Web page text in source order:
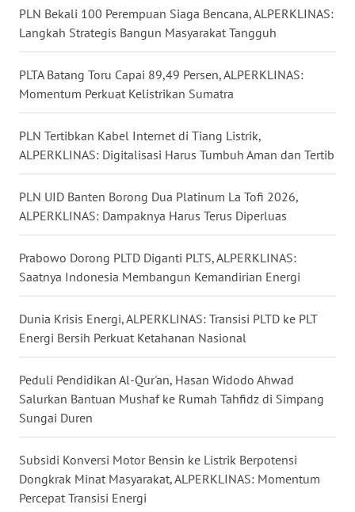
PLN Bekali 100 Perempuan Siaga Bencana, ALPERKLINAS:
Langkah Strategis Bangun Masyarakat Tangguh
PLTA Batang Toru Capai 89,49 Persen, ALPERKLINAS:
Momentum Perkuat Kelistrikan Sumatra
PLN Tertibkan Kabel Internet di Tiang Listrik,
ALPERKLINAS: Digitalisasi Harus Tumbuh Aman dan Tertib
PLN UID Banten Borong Dua Platinum La Tofi 2026,
ALPERKLINAS: Dampaknya Harus Terus Diperluas
Prabowo Dorong PLTD Diganti PLTS, ALPERKLINAS:
Saatnya Indonesia Membangun Kemandirian Energi
Dunia Krisis Energi, ALPERKLINAS: Transisi PLTD ke PLT
Energi Bersih Perkuat Ketahanan Nasional
Peduli Pendidikan Al-Qur'an, Hasan Widodo Ahwad
Salurkan Bantuan Mushaf ke Rumah Tahfidz di Simpang
Sungai Duren
Subsidi Konversi Motor Bensin ke Listrik Berpotensi
Dongkrak Minat Masyarakat, ALPERKLINAS: Momentum
Percepat Transisi Energi
WN
KALTARA
WN
KALSEL
WN
WN
WN
GORONTALO
WN
SULUT
WN
MALUKU
MALUT
WN